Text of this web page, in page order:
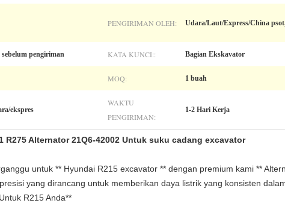
PENGIRIMAN OLEH: Udara/Laut/Express/China
pengiriman KATA KUNCI:: Bagian Ekskavator
MOQ: 1 buah
ekspres
WAKTU
PENGIRIMAN:
1-2 Hari Kerja
R275 Alternator 21Q6-42002 Untuk suku cadang excavator
untuk ** Hyundai R215 excavator ** dengan premium kami **
yang dirancang untuk memberikan daya listrik yang konsisten
R215 Anda**